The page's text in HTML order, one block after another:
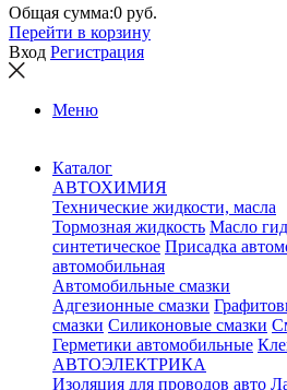
Общая сумма:0 руб.
Перейти в корзину
Вход Регистрация
Меню
Каталог
АВТОХИМИЯ
Технические жидкости, масла
Тормозная жидкость Масло
синтетическое Присадка
автомобильная
Автомобильные смазки
Адгезионные смазки
смазки Силиконовые смазки
Герметики автомобильные
АВТОЭЛЕКТРИКА
Изоляция для проводов авто